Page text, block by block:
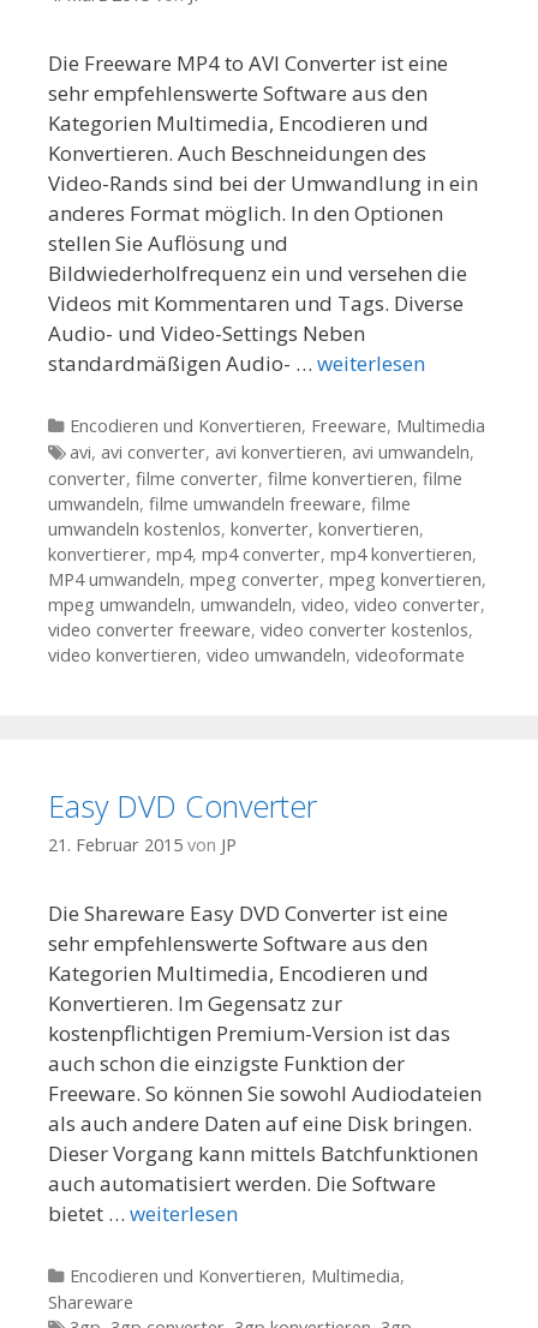
Die Freeware MP4 to AVI Converter ist eine
sehr empfehlenswerte Software aus den
Kategorien Multimedia, Encodieren und
Konvertieren. Auch Beschneidungen des
Video-Rands sind bei der Umwandlung in ein
anderes Format möglich. In den Optionen
stellen Sie Auflösung und
Bildwiederholfrequenz ein und versehen die
Videos mit Kommentaren und Tags. Diverse
Audio- und Video-Settings Neben
standardmäßigen Audio- … weiterlesen
Kategorien
Encodieren und Konvertieren, Freeware, Multimedia
Tags
avi, avi converter, avi konvertieren, avi umwandeln,
converter, filme converter, filme konvertieren, filme
umwandeln, filme umwandeln freeware, filme
umwandeln kostenlos, konverter, konvertieren,
konvertierer, mp4, mp4 converter, mp4 konvertieren,
MP4 umwandeln, mpeg converter, mpeg konvertieren,
mpeg umwandeln, umwandeln, video, video converter,
video converter freeware, video converter kostenlos,
video konvertieren, video umwandeln, videoformate
Easy DVD Converter
21. Februar 2015 von JP
Die Shareware Easy DVD Converter ist eine
sehr empfehlenswerte Software aus den
Kategorien Multimedia, Encodieren und
Konvertieren. Im Gegensatz zur
kostenpflichtigen Premium-Version ist das
auch schon die einzigste Funktion der
Freeware. So können Sie sowohl Audiodateien
als auch andere Daten auf eine Disk bringen.
Dieser Vorgang kann mittels Batchfunktionen
auch automatisiert werden. Die Software
bietet … weiterlesen
Kategorien
Encodieren und Konvertieren, Multimedia,
Shareware